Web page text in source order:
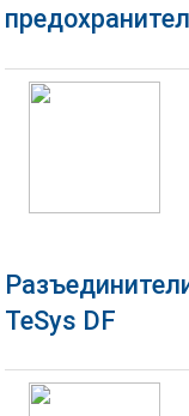
TeSys DF